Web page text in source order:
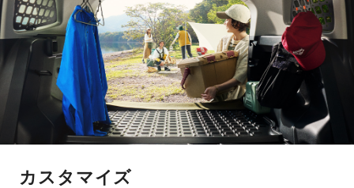
カスタマイズ